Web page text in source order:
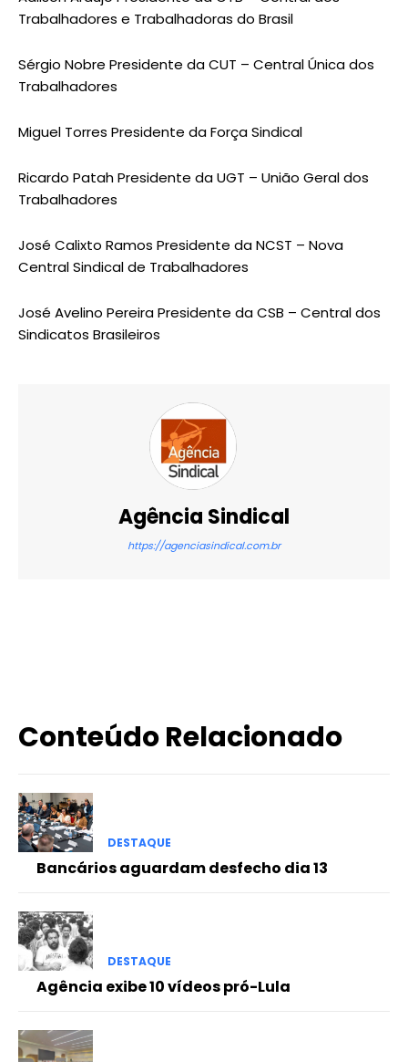
Trabalhadores e Trabalhadoras do Brasil
Sérgio Nobre Presidente da CUT – Central Única dos
Trabalhadores
Miguel Torres Presidente da Força Sindical
Ricardo Patah Presidente da UGT – União Geral dos
Trabalhadores
José Calixto Ramos Presidente da NCST – Nova
Central Sindical de Trabalhadores
José Avelino Pereira Presidente da CSB – Central dos
Sindicatos Brasileiros
Agência Sindical
https://agenciasindical.com.br
Conteúdo Relacionado
DESTAQUE
Bancários aguardam desfecho dia 13
DESTAQUE
Agência exibe 10 vídeos pró-Lula